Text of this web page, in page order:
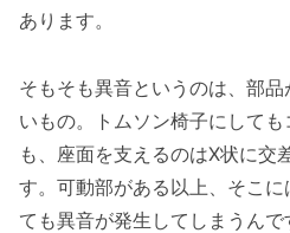
あります。
そもそも異音というのは、部
いもの。トムソン椅子にして
も、座面を支えるのはX状に交
す。可動部がある以上、そこ
ても異音が発生してしまうんで